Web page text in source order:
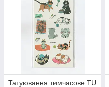
Татуювання тимчасове TU